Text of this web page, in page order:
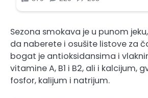
Sezona smokava je u punom
da naberete i osušite listove za
bogat je antioksidansima i
vitamine A, B1 i B2, ali i kalcijum,
fosfor, kalijum i natrijum.